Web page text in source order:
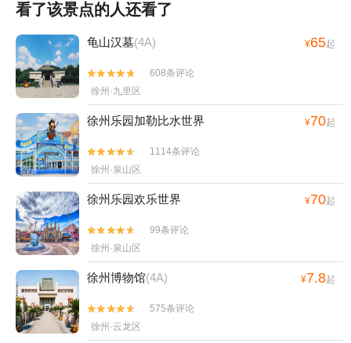
看了该景点的人还看了
龟山汉墓(4A) ¥65起


608条评论
徐州·九里区
徐州乐园加勒比水世界 ¥70起


1114条评论
徐州·泉山区
徐州乐园欢乐世界 ¥70起


99条评论
徐州·泉山区
徐州博物馆(4A) ¥7.8起


575条评论
徐州·云龙区